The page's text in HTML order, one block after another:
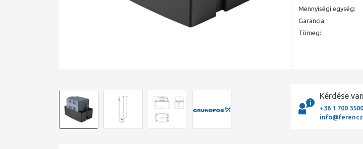
Mennyiségi egység:
Garancia:
Tömeg:
Kérdése
+36 1 700 3500